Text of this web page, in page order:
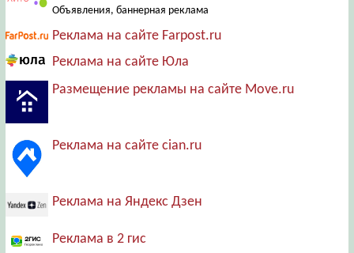
Объявления, баннерная реклама
Реклама на сайте Farpost.ru
Реклама на сайте Юла
Размещение рекламы на сайте Move.ru
Реклама на сайте cian.ru
Реклама на Яндекс Дзен
Реклама в 2 гис